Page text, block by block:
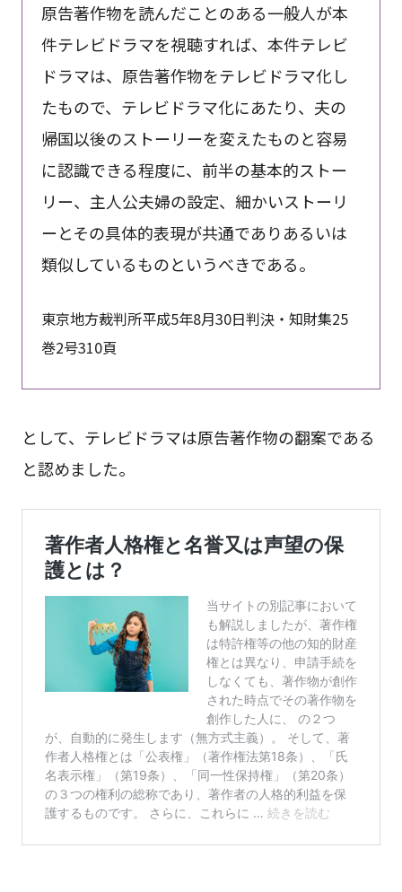
原告著作物を読んだことのある一般人が本
件テレビドラマを視聴すれば、本件テレビ
ドラマは、原告著作物をテレビドラマ化し
たもので、テレビドラマ化にあたり、夫の
帰国以後のストーリーを変えたものと容易
に認識できる程度に、前半の基本的ストー
リー、主人公夫婦の設定、細かいストーリ
ーとその具体的表現が共通でありあるいは
類似しているものというべきである。
東京地方裁判所平成5年8月30日判決・知財集25
巻2号310頁
として、テレビドラマは原告著作物の翻案である
と認めました。